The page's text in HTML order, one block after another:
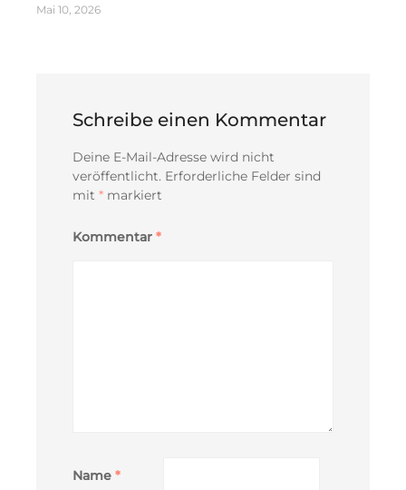
Mai 10, 2026
Schreibe einen Kommentar
Deine E-Mail-Adresse wird nicht
veröffentlicht. Erforderliche Felder sind
mit * markiert
Kommentar *
Name *